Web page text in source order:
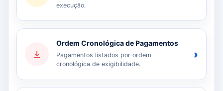
execução.
Ordem Cronológica de Pagamentos
Pagamentos listados por ordem
cronológica de exigibilidade.
›